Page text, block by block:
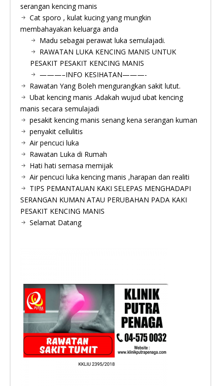
serangan kencing manis
Cat sporo , kulat kucing yang mungkin
membahayakan keluarga anda
Madu sebagai perawat luka semulajadi.
RAWATAN LUKA KENCING MANIS UNTUK
PESAKIT PESAKIT KENCING MANIS
———–INFO KESIHATAN———-
Rawatan Yang Boleh mengurangkan sakit lutut.
Ubat kencing manis .Adakah wujud ubat kencing
manis secara semulajadi
pesakit kencing manis senang kena serangan kuman
penyakit cellulitis
Air pencuci luka
Rawatan Luka di Rumah
Hati hati semasa memijak
Air pencuci luka kencing manis ,harapan dan realiti
TIPS PEMANTAUAN KAKI SELEPAS MENGHADAPI
SERANGAN KUMAN ATAU PERUBAHAN PADA KAKI
PESAKIT KENCING MANIS
Selamat Datang